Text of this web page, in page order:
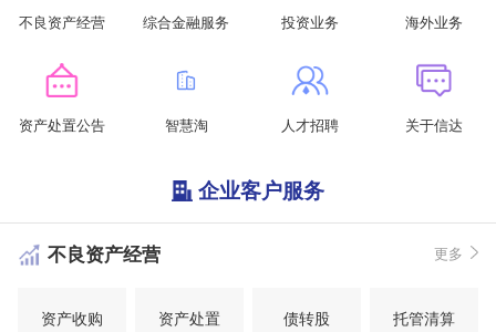
不良资产经营 综合金融服务 投资业务 海外业务
资产处置公告 智慧淘 人才招聘 关于信达
企业客户服务
不良资产经营 更多
资产收购 资产处置 债转股 托管清算